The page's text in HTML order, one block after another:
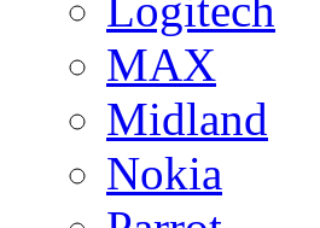
MAX
Midland
Nokia